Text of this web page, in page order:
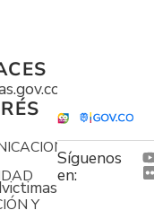
Y
Síguenos
en: